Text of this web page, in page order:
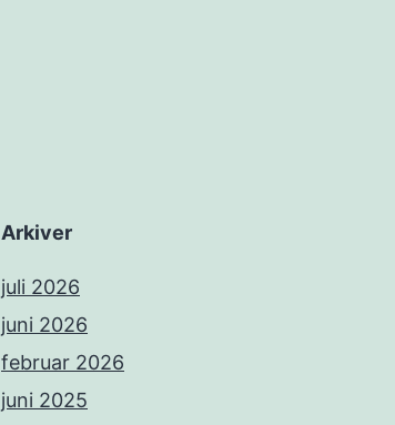
Arkiver
juli 2026
juni 2026
februar 2026
juni 2025